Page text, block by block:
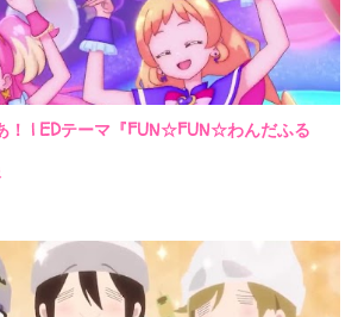
！ | EDテーマ『FUN☆FUN☆わんだふる